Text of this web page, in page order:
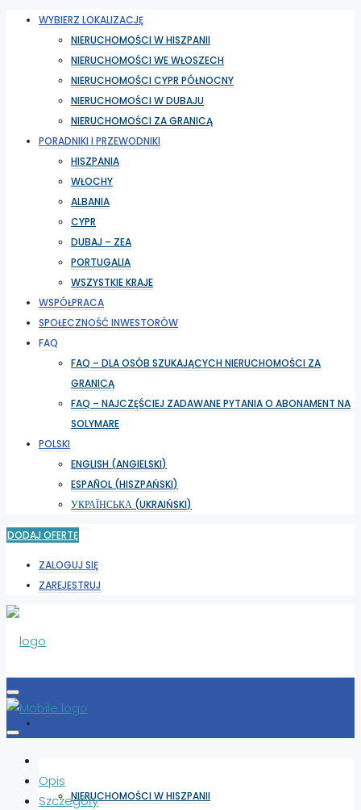
WYBIERZ LOKALIZACJĘ
NIERUCHOMOŚCI W HISZPANII
NIERUCHOMOŚCI WE WŁOSZECH
NIERUCHOMOŚCI CYPR PÓŁNOCNY
NIERUCHOMOŚCI W DUBAJU
NIERUCHOMOŚCI ZA GRANICĄ
PORADNIKI I PRZEWODNIKI
HISZPANIA
WŁOCHY
ALBANIA
CYPR
DUBAJ – ZEA
PORTUGALIA
WSZYSTKIE KRAJE
WSPÓŁPRACA
SPOŁECZNOŚĆ INWESTORÓW
FAQ
FAQ – DLA OSÓB SZUKAJĄCYCH NIERUCHOMOŚCI ZA
GRANICĄ
FAQ – NAJCZĘŚCIEJ ZADAWANE PYTANIA O ABONAMENT NA
SOLYMARE
POLSKI
ENGLISH (ANGIELSKI)
ESPAÑOL (HISZPAŃSKI)
УКРАЇНСЬКА (UKRAIŃSKI)
DODAJ OFERTĘ
ZALOGUJ SIĘ
ZAREJESTRUJ
NIERUCHOMOŚCI W HISZPANII
Opis
Szczegóły